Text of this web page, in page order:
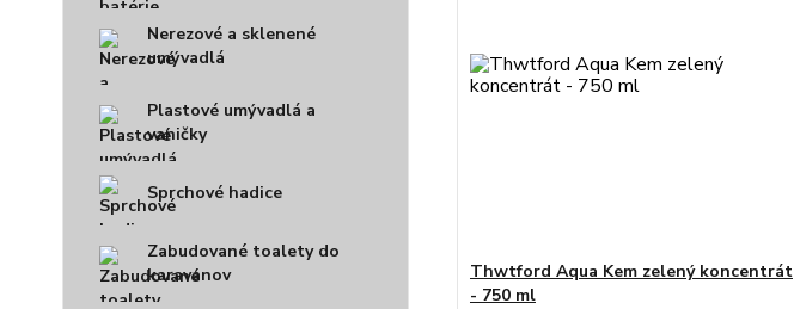
Nerezové a sklenené
umývadlá
Plastové umývadlá a
vaničky
Sprchové hadice
Zabudované toalety do
karavanov
Thwtford Aqua Kem zelený koncentrát
- 750 ml